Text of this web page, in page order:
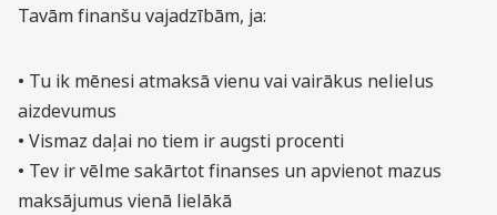
Tavām finanšu vajadzībām, ja:
• Tu ik mēnesi atmaksā vienu vai vairākus nelielus
aizdevumus
• Vismaz daļai no tiem ir augsti procenti
• Tev ir vēlme sakārtot finanses un apvienot mazus
maksājumus vienā lielākā